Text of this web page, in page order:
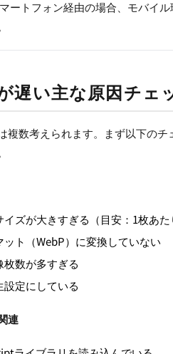
ートフォン経由の場合、モバイ
遅い主な原因チェ
複数考えられます。まず以下の
ズが大きすぎる（目安：1枚あた
ット（WebP）に変換していない
数が多すぎる
定にしている
連